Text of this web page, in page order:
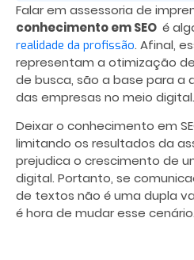
Falar em assessoria de
conhecimento em SEO é
realidade da profissão. Afinal,
representam a otimização
de busca, são a base para a
das empresas no meio digital.
Deixar o conhecimento em
limitando os resultados da
prejudica o crescimento de
digital. Portanto, se
de textos não é uma dupla
é hora de mudar esse cenário.